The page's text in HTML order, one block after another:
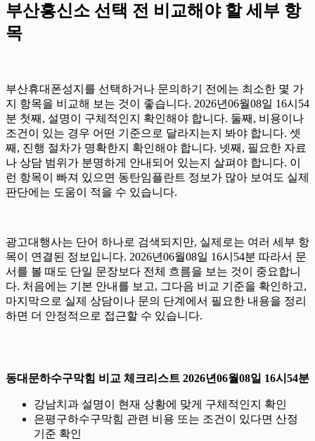
부산흥신소 선택 전 비교해야 할 세부 항
목
부산휴대폰성지를 선택하거나 문의하기 전에는 최소한 몇 가
지 항목을 비교해 보는 것이 좋습니다. 2026년06월08일 16시54
분 첫째, 설명이 구체적인지 확인해야 합니다. 둘째, 비용이나
조건이 있는 경우 어떤 기준으로 달라지는지 봐야 합니다. 셋
째, 진행 절차가 명확한지 확인해야 합니다. 넷째, 필요한 자료
나 상담 범위가 분명하게 안내되어 있는지 살펴야 합니다. 이
런 항목이 빠져 있으면 동탄임플란트 정보가 많아 보여도 실제
판단에는 도움이 적을 수 있습니다.
광고대행사는 단어 하나로 검색되지만, 실제로는 여러 세부 항
목이 연결된 정보입니다. 2026년06월08일 16시54분 따라서 문
서를 볼 때도 단일 문장보다 전체 흐름을 보는 것이 중요합니
다. 처음에는 기본 안내를 보고, 그다음 비교 기준을 확인하고,
마지막으로 실제 상담이나 문의 단계에서 필요한 내용을 정리
하면 더 안정적으로 접근할 수 있습니다.
동대문하수구막힘 비교 체크리스트 2026년06월08일 16시54분
강남치과 설명이 현재 상황에 맞게 구체적인지 확인
은평구하수구막힘 관련 비용 또는 조건이 있다면 산정
기준 확인